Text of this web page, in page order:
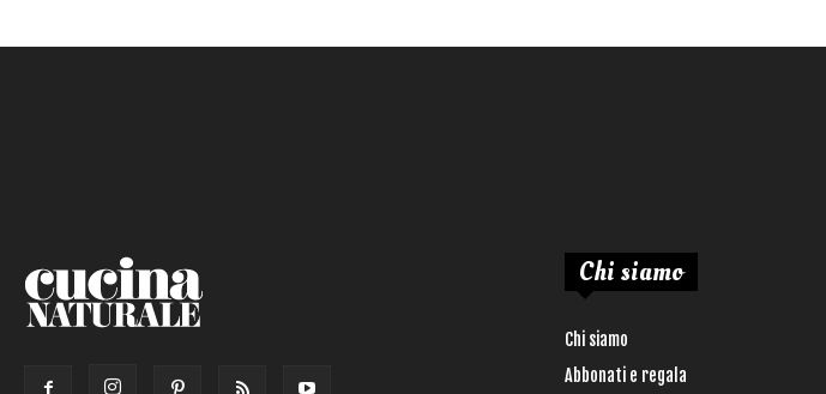
Chi siamo
Chi siamo
Abbonati e regala